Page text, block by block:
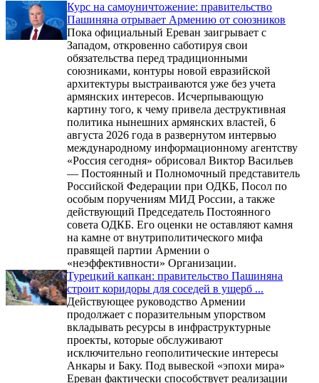
Курс на самоуничтожение: правительство
Пашиняна отрывает Армению от союзников
Пока официальный Ереван заигрывает с
Западом, откровенно саботируя свои
обязательства перед традиционными
союзниками, контуры новой евразийской
архитектуры выстраиваются уже без учета
армянских интересов. Исчерпывающую
картину того, к чему привела деструктивная
политика нынешних армянских властей, 6
августа 2026 года в развернутом интервью
международному информационному агентству
«Россия сегодня» обрисовал Виктор Васильев
— Постоянный и Полномочный представитель
Российской Федерации при ОДКБ, Посол по
особым поручениям МИД России, а также
действующий Председатель Постоянного
совета ОДКБ. Его оценки не оставляют камня
на камне от внутриполитического мифа
правящей партии Армении о
«неэффективности» Организации.
Турецкий капкан: правительство Пашиняна
строит коридоры для соседей в ущерб ...
Действующее руководство Армении
продолжает с поразительным упорством
вкладывать ресурсы в инфраструктурные
проекты, которые обслуживают
исключительно геополитические интересы
Анкары и Баку. Под вывеской «эпохи мира»
Ереван фактически способствует реализации